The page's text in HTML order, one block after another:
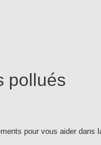
pollués
pour vous aider dans